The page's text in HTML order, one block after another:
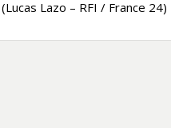
Lazo – RFI / France 24)